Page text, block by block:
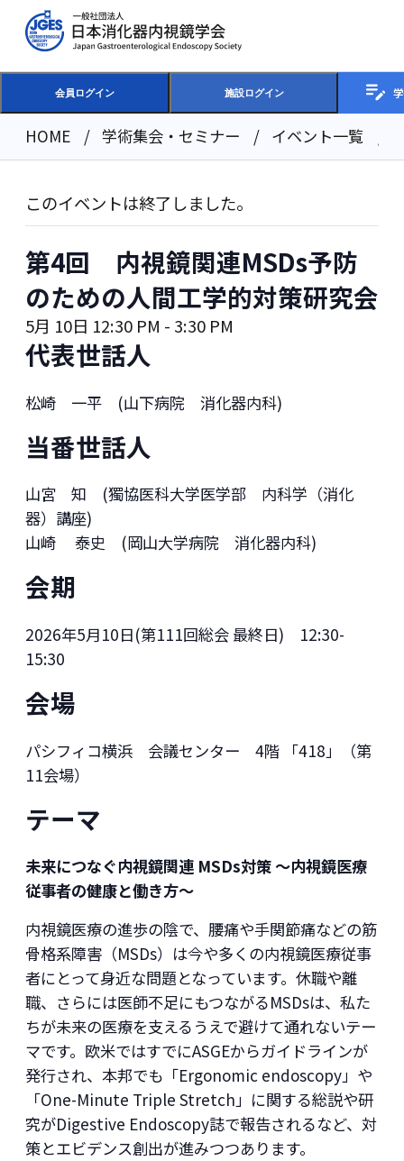
会員ログイン 施設ログイン
HOME 学術集会・セミナー イベント一覧
このイベントは終了しました。
第4回 内視鏡関連MSDs予防
のための人間工学的対策研究会
5月 10日 12:30 PM - 3:30 PM
代表世話人
松崎 一平 (山下病院 消化器内科)
当番世話人
山宮 知 (獨協医科大学医学部 内科学（消化
器）講座)
山崎 泰史 (岡山大学病院 消化器内科)
会期
2026年5月10日(第111回総会 最終日) 12:30-
15:30
会場
パシフィコ横浜 会議センター 4階 「418」（第
11会場）
テーマ
未来につなぐ内視鏡関連MSDs対策 ～内視鏡医療
従事者の健康と働き方～
内視鏡医療の進歩の陰で、腰痛や手関節痛などの筋
骨格系障害（MSDs）は今や多くの内視鏡医療従事
者にとって身近な問題となっています。休職や離
職、さらには医師不足にもつながるMSDsは、私た
ちが未来の医療を支えるうえで避けて通れないテー
マです。欧米ではすでにASGEからガイドラインが
発行され、本邦でも「Ergonomic endoscopy」や
「One-Minute Triple Stretch」に関する総説や研
究がDigestive Endoscopy誌で報告されるなど、対
策とエビデンス創出が進みつつあります。